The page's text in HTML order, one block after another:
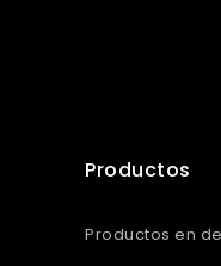
Productos
Productos en